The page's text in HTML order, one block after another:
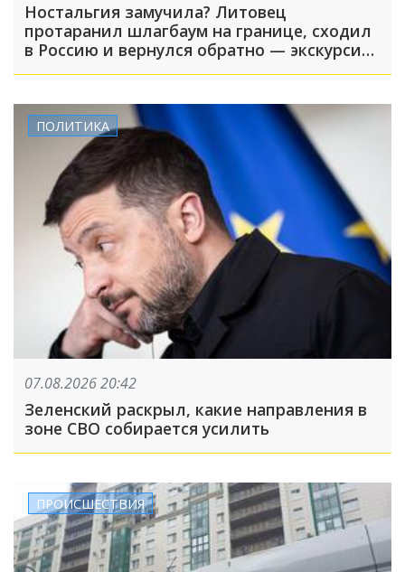
Ностальгия замучила? Литовец
протаранил шлагбаум на границе, сходил
в Россию и вернулся обратно — экскурсия
вышла недолгой
ПОЛИТИКА
07.08.2026 20:42
Зеленский раскрыл, какие направления в
зоне СВО собирается усилить
ПРОИСШЕСТВИЯ